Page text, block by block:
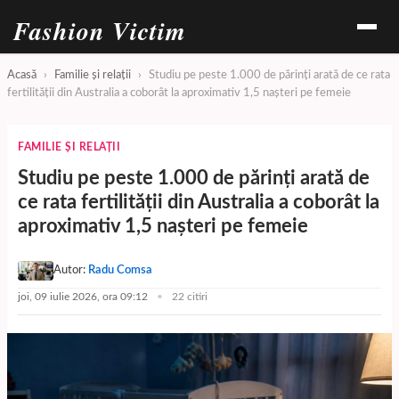
Fashion Victim
Acasă › Familie și relații ›
Studiu pe peste 1.000 de părinți arată de ce rata
fertilității din Australia a coborât la aproximativ 1,5 nașteri pe femeie
FAMILIE ȘI RELAȚII
Studiu pe peste 1.000 de părinți arată de
ce rata fertilității din Australia a coborât la
aproximativ 1,5 nașteri pe femeie
Autor: Radu Comsa
joi, 09 iulie 2026, ora 09:12 22 citiri